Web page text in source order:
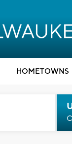
HOMETOWNS